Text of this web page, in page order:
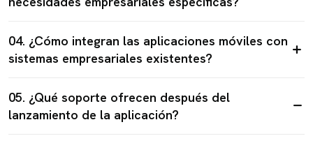
04. ¿Cómo integran las aplicaciones móviles con
sistemas empresariales existentes?
05. ¿Qué soporte ofrecen después del
lanzamiento de la aplicación?